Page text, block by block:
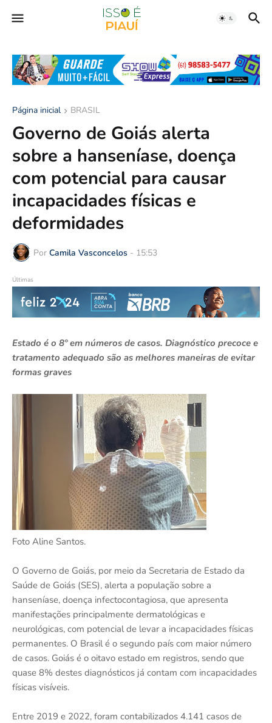
Página inicial BRASIL
Governo de Goiás alerta
sobre a hanseníase, doença
com potencial para causar
incapacidades físicas e
deformidades
Por Camila Vasconcelos - 15:53
Últimas
Estado é o 8º em números de casos. Diagnóstico precoce e
tratamento adequado são as melhores maneiras de evitar
formas graves
Foto Aline Santos.
O Governo de Goiás, por meio da Secretaria de Estado da
Saúde de Goiás (SES), alerta a população sobre a
hanseníase, doença infectocontagiosa, que apresenta
manifestações principalmente dermatológicas e
neurológicas, com potencial de levar a incapacidades físicas
permanentes. O Brasil é o segundo país com maior número
de casos. Goiás é o oitavo estado em registros, sendo que
quase 8% destes diagnósticos já contam com incapacidades
físicas visíveis.
Entre 2019 e 2022, foram contabilizados 4.141 casos de